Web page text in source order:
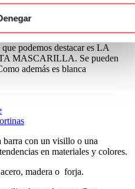
de respirabilidad y filtración
TIPO 1. Está fabricado con
podemos destacar es LA
MASCARILLA. Se pueden
además es blanca
barra con un visillo o una
en materiales y colores.
madera o forja.